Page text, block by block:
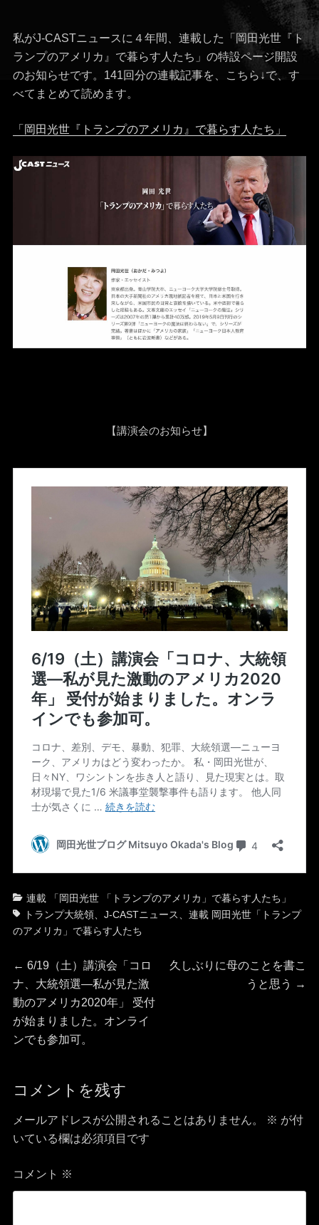
私がJ-CASTニュースに４年間、連載した「岡田光世『ト
ランプのアメリカ』で暮らす人たち」の特設ページ開設
のお知らせです。141回分の連載記事を、こちら↓で、す
べてまとめて読めます。
「岡田光世『トランプのアメリカ』で暮らす人たち」
【講演会のお知らせ】
カ
テ
ゴ
ー
連載 「岡田光世 「トランプのアメリカ」で暮らす人たち」
グ
トランプ大統領、 J-CASTニュース、 連載 岡田光世「トランプ
のアメリカ」で暮らす人たち
投
稿
ナ
ゲ
ー
ョ
← 前
の
投
稿:
6/19（土）講演会「コロ
ナ、大統領選―私が見た激
動のアメリカ2020年」 受付
が始まりました。オンライ
ンでも参加可。
次
久しぶりに母のことを書こ
うと思う
→
コメントを残す
メールアドレスが公開されることはありません。 ※ が付
いている欄は必須項目です
コメント ※